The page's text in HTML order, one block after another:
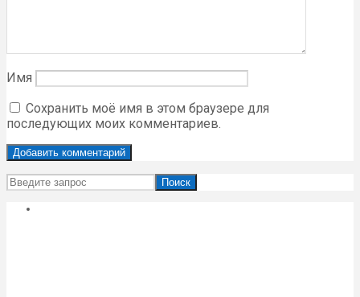
Имя
Сохранить моё имя в этом браузере для
последующих моих комментариев.
Поиск